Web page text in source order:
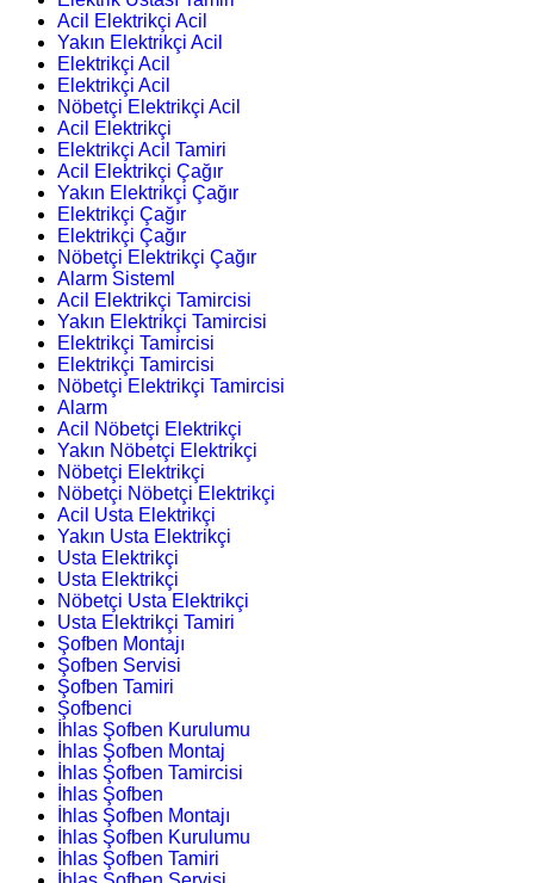
Acil Elektrikçi Acil
Yakın Elektrikçi Acil
Elektrikçi Acil
Elektrikçi Acil
Nöbetçi Elektrikçi Acil
Acil Elektrikçi
Elektrikçi Acil Tamiri
Acil Elektrikçi Çağır
Yakın Elektrikçi Çağır
Elektrikçi Çağır
Elektrikçi Çağır
Nöbetçi Elektrikçi Çağır
Alarm Sisteml
Acil Elektrikçi Tamircisi
Yakın Elektrikçi Tamircisi
Elektrikçi Tamircisi
Elektrikçi Tamircisi
Nöbetçi Elektrikçi Tamircisi
Alarm
Acil Nöbetçi Elektrikçi
Yakın Nöbetçi Elektrikçi
Nöbetçi Elektrikçi
Nöbetçi Nöbetçi Elektrikçi
Acil Usta Elektrikçi
Yakın Usta Elektrikçi
Usta Elektrikçi
Usta Elektrikçi
Nöbetçi Usta Elektrikçi
Usta Elektrikçi Tamiri
Şofben Montajı
Şofben Servisi
Şofben Tamiri
Şofbenci
İhlas Şofben Kurulumu
İhlas Şofben Montaj
İhlas Şofben Tamircisi
İhlas Şofben
İhlas Şofben Montajı
İhlas Şofben Kurulumu
İhlas Şofben Tamiri